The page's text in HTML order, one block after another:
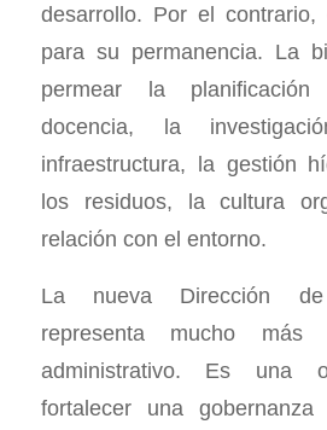
desarrollo. Por el contrario,
para su permanencia. La
permear la
docencia, la
infraestructura, la gestión
los residuos, la cultura
relación con el entorno.
La nueva Dirección de
representa mucho
administrativo. Es una
fortalecer una gobernanza